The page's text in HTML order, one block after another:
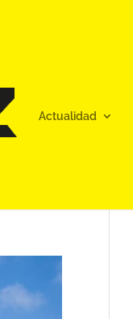
Actualidad